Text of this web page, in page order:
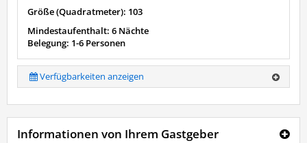
Größe (Quadratmeter): 103
Mindestaufenthalt: 6 Nächte
Belegung: 1-6 Personen
Verfügbarkeiten anzeigen
Informationen von Ihrem Gastgeber